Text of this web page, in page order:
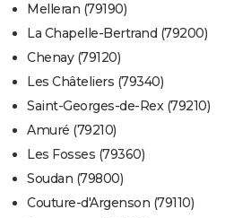
Melleran (79190)
La Chapelle-Bertrand (79200)
Chenay (79120)
Les Châteliers (79340)
Saint-Georges-de-Rex (79210)
Amuré (79210)
Les Fosses (79360)
Soudan (79800)
Couture-d'Argenson (79110)